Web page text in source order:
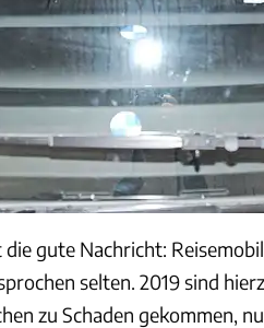
die gute Nachricht:
selten. 2019 sind
zu Schaden gekommen,